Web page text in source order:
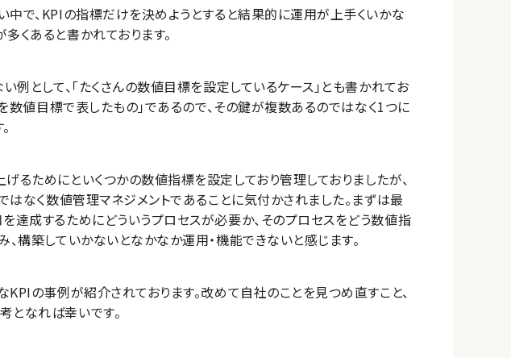
で、KPIの指標だけを決めようとすると結果的に運用が上手くいかな
くあると書かれております。
として、「たくさんの数値目標を設定しているケース」とも書かれてお
数値目標で表したもの」であるので、その鍵が複数あるのではなく1つに
るためにといくつかの数値指標を設定しており管理しておりましたが、
はなく数値管理マネジメントであることに気付かされました。まずは最
達成するためにどういうプロセスが必要か、そのプロセスをどう数値指
構築していかないとなかなか運用・機能できないと感じます。
の事例が紹介されております。改めて自社のことを見つめ直すこと、
となれば幸いです。